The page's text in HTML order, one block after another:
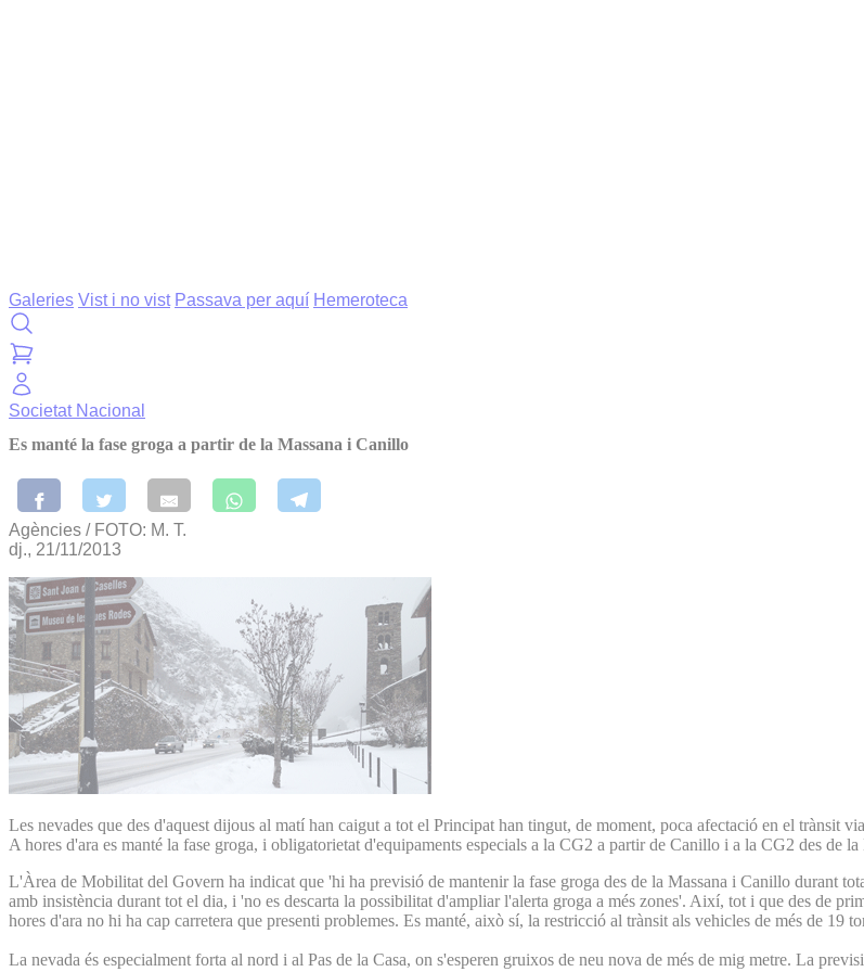
Galeries Vist i no vist Passava per aquí Hemeroteca
Societat Nacional
Es manté la fase groga a partir de la Massana i Canillo
Agències / FOTO: M. T.
dj., 21/11/2013
Les nevades que des d'aquest dijous al matí han caigut a tot el Principat han tingut, de moment, poca afectació en el trànsit
A hores d'ara es manté la fase groga, i obligatorietat d'equipaments especials a la CG2 a partir de Canillo i a la CG2 des de
L'Àrea de Mobilitat del Govern ha indicat que 'hi ha previsió de mantenir la fase groga des de la Massana i Canillo durant
amb insistència durant tot el dia, i 'no es descarta la possibilitat d'ampliar l'alerta groga a més zones'. Així, tot i que des de
hores d'ara no hi ha cap carretera que presenti problemes. Es manté, això sí, la restricció al trànsit als vehicles de més de 19
La nevada és especialment forta al nord i al Pas de la Casa, on s'esperen gruixos de neu nova de més de mig metre. La